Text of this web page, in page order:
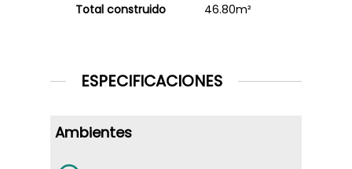
Total construido 46.80m²
ESPECIFICACIONES
Ambientes